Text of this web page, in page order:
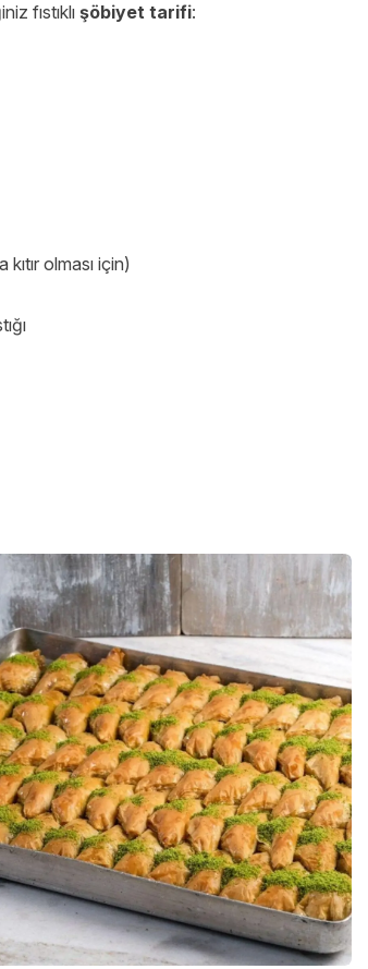
fıstıklı şöbiyet tarifi:
olması için)